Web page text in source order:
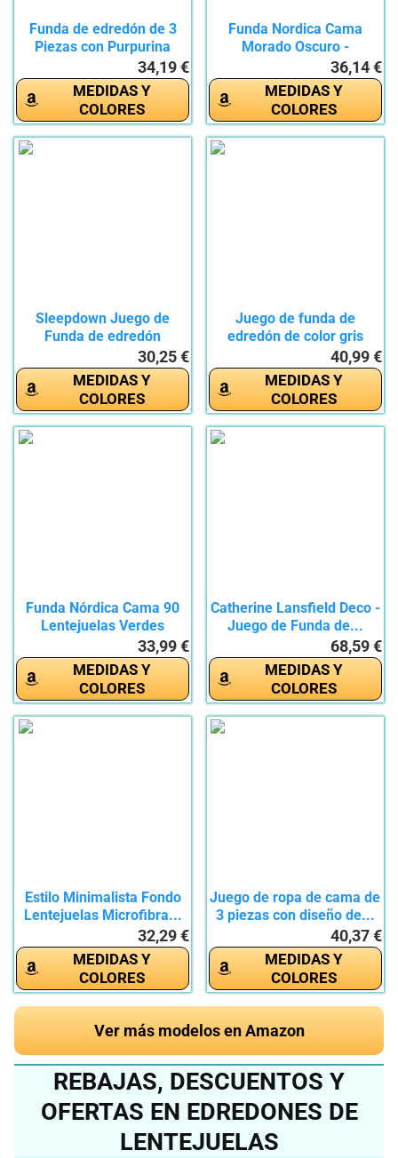
Funda de edredón de 3
Piezas con Purpurina
34,19 €
MEDIDAS Y
COLORES
Funda Nordica Cama
Morado Oscuro -
Moderno...36,14 €
MEDIDAS Y
COLORES
Sleepdown Juego de
Funda de edredón
Reversible de...30,25 €
MEDIDAS Y
COLORES
Juego de funda de
edredón de color gris
plateado,...40,99 €
MEDIDAS Y
COLORES
Funda Nórdica Cama 90
Lentejuelas Verdes
33,99 €
MEDIDAS Y
COLORES
Catherine Lansfield Deco -
Juego de Funda de...
68,59 €
MEDIDAS Y
COLORES
Estilo Minimalista Fondo
Lentejuelas Microfibra...
32,29 €
MEDIDAS Y
COLORES
Juego de ropa de cama de
3 piezas con diseño de...
40,37 €
MEDIDAS Y
COLORES
Ver más modelos en Amazon
REBAJAS, DESCUENTOS Y
OFERTAS EN EDREDONES DE
LENTEJUELAS